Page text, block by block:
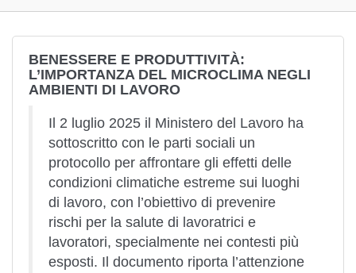
BENESSERE E PRODUTTIVITÀ:
L’IMPORTANZA DEL MICROCLIMA NEGLI
AMBIENTI DI LAVORO
Il 2 luglio 2025 il Ministero del Lavoro ha
sottoscritto con le parti sociali un
protocollo per affrontare gli effetti delle
condizioni climatiche estreme sui luoghi
di lavoro, con l’obiettivo di prevenire
rischi per la salute di lavoratrici e
lavoratori, specialmente nei contesti più
esposti. Il documento riporta l’attenzione